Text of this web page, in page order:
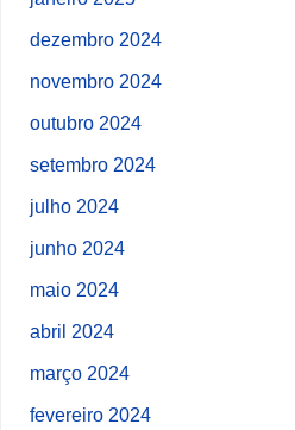
dezembro 2024
novembro 2024
outubro 2024
setembro 2024
julho 2024
junho 2024
maio 2024
abril 2024
março 2024
fevereiro 2024